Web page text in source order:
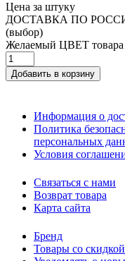
Цена за штуку
ДОСТАВКА ПО
(выбор)
Желаемый ЦВЕТ товара
Добавить в корзину
Информация о
Политика
персональных
Условия
Связаться с нами
Возврат товара
Карта сайта
Бренд
Товары со скидкой